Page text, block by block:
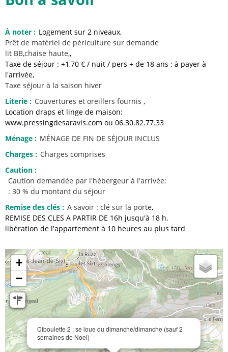
À noter : Logement sur 2 niveaux
Prêt de matériel de périculture sur demande
lit BB,chaise haute,
Taxe de séjour : +1,70 € / nuit / pers + de 18 ans : à payer à
l'arrivée
Taxe séjour à la saison hiver
Literie : Couvertures et oreillers fournis
Location draps et linge de maison:
www.pressingdesaravis.com ou 06.30.82.77.33
Ménage : MÉNAGE DE FIN DE SÉJOUR INCLUS
Charges : Charges comprises
Caution :
Caution demandée par l'hébergeur à l'arrivée:
: 30 % du montant du séjour
Remise des clés : A savoir : clé sur la porte
REMISE DES CLES A PARTIR DE 16h jusqu'à 18 h
libération de l'appartement à 10 heures au plus tard
Ciboulette 2 : se loue du dimanche/dimanche (sauf 2
semaines de Noel)
+
−